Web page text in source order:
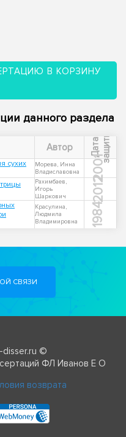
В КОРЗИНУ
данного раздела
Автор Д
а
т
а
з
а
щ
и
ты
сухих
Морева, Инна
Владиславовна
2001
Рахимбаев,
Игорь
Шаркович
2012
Красулина,
Людмила
Владимировна
1984
СВЯЗИ
disser.ru ©
ФЛ Иванов Е О
возврата